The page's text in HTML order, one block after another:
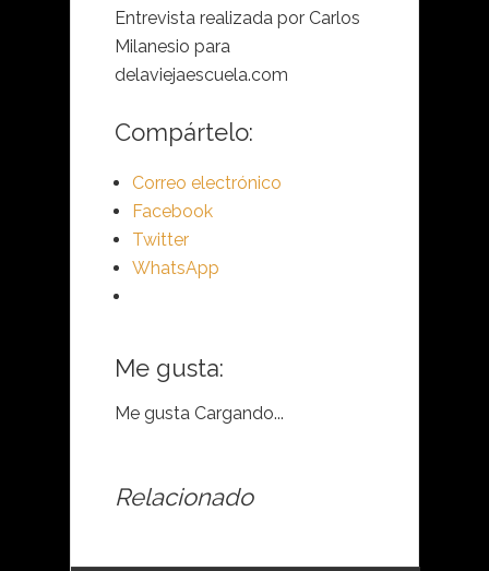
Entrevista realizada por Carlos
Milanesio para
delaviejaescuela.com
Compártelo:
Correo electrónico
Facebook
Twitter
WhatsApp
Me gusta:
Me gusta Cargando...
Relacionado